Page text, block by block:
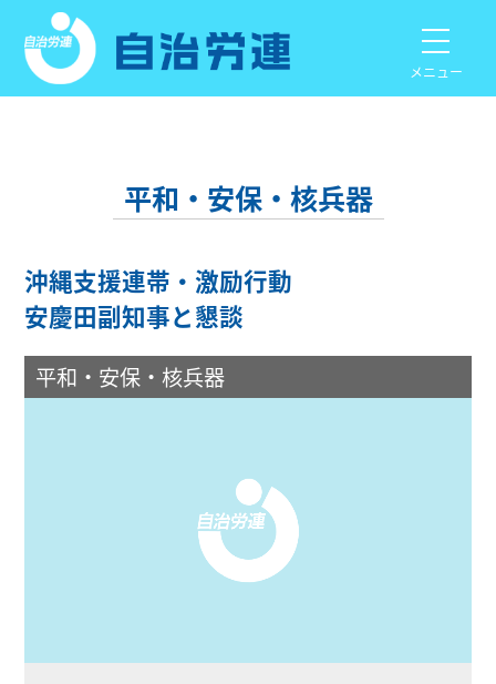
メニュー
平和・安保・核兵器
沖縄支援連帯・激励行動
安慶田副知事と懇談
平和・安保・核兵器